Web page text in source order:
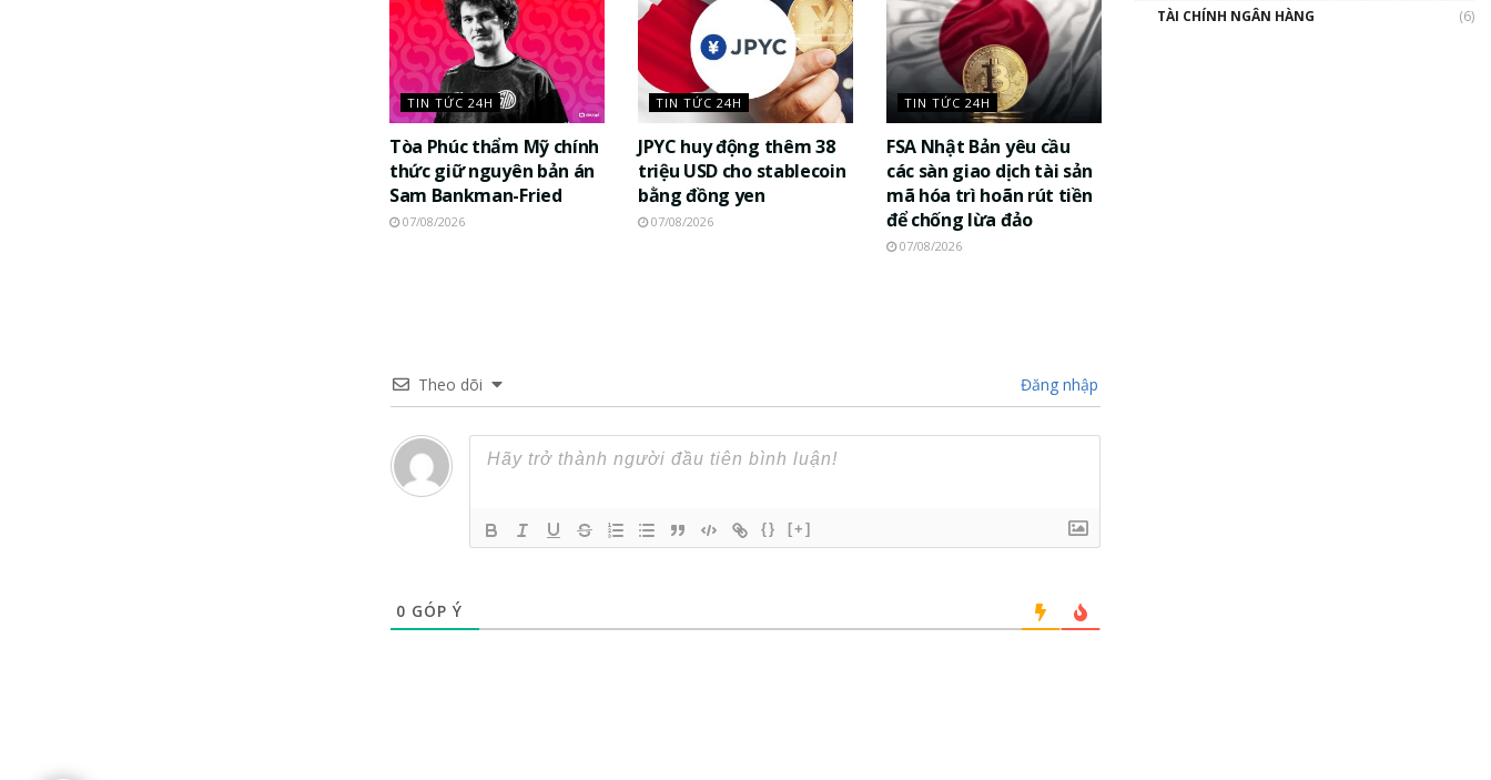
TIN TỨC 24H
Tòa Phúc thẩm Mỹ chính
thức giữ nguyên bản án
Sam Bankman-Fried
07/08/2026
TIN TỨC 24H
JPYC huy động thêm 38
triệu USD cho stablecoin
bằng đồng yen
07/08/2026
TIN TỨC 24H
FSA Nhật Bản yêu cầu
các sàn giao dịch tài sản
mã hóa trì hoãn rút tiền
để chống lừa đảo
07/08/2026
Theo dõi Đăng nhập
{} [+]
0 GÓP Ý
TÀI CHÍNH NGÂN HÀNG
(6)